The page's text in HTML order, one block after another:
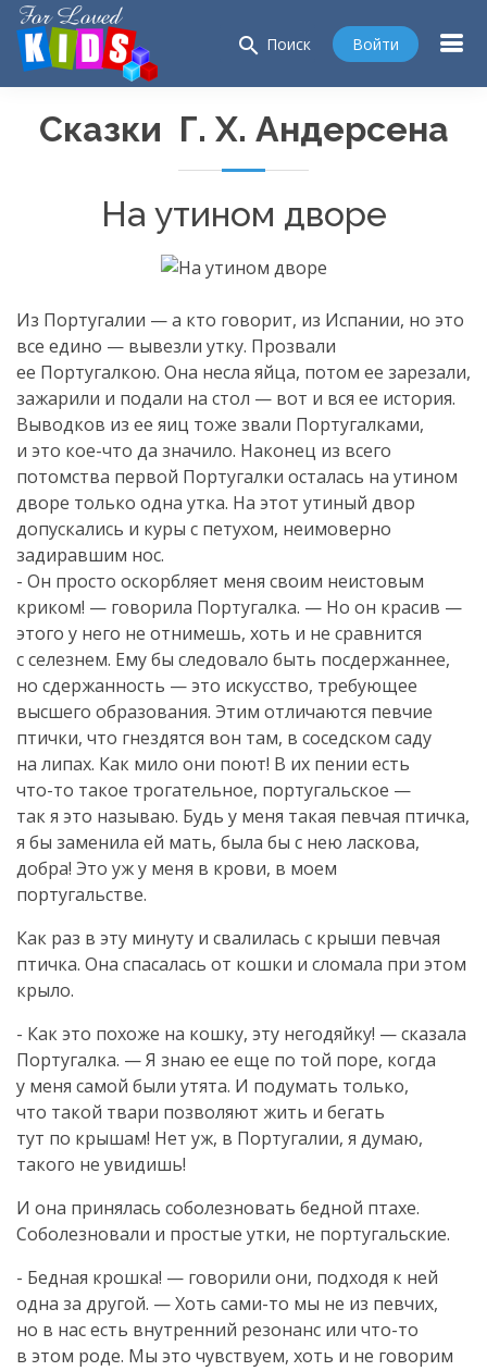
search Поиск Войти
Сказки Г. Х. Андерсена
На утином дворе
Из Португалии — а кто говорит, из Испании, но это
все едино — вывезли утку. Прозвали
ее Португалкою. Она несла яйца, потом ее зарезали,
зажарили и подали на стол — вот и вся ее история.
Выводков из ее яиц тоже звали Португалками,
и это кое-что да значило. Наконец из всего
потомства первой Португалки осталась на утином
дворе только одна утка. На этот утиный двор
допускались и куры с петухом, неимоверно
задиравшим нос.
- Он просто оскорбляет меня своим неистовым
криком! — говорила Португалка. — Но он красив —
этого у него не отнимешь, хоть и не сравнится
с селезнем. Ему бы следовало быть посдержаннее,
но сдержанность — это искусство, требующее
высшего образования. Этим отличаются певчие
птички, что гнездятся вон там, в соседском саду
на липах. Как мило они поют! В их пении есть
что-то такое трогательное, португальское —
так я это называю. Будь у меня такая певчая птичка,
я бы заменила ей мать, была бы с нею ласкова,
добра! Это уж у меня в крови, в моем
португальстве.
Как раз в эту минуту и свалилась с крыши певчая
птичка. Она спасалась от кошки и сломала при этом
крыло.
- Как это похоже на кошку, эту негодяйку! — сказала
Португалка. — Я знаю ее еще по той поре, когда
у меня самой были утята. И подумать только,
что такой твари позволяют жить и бегать
тут по крышам! Нет уж, в Португалии, я думаю,
такого не увидишь!
И она принялась соболезновать бедной птахе.
Соболезновали и простые утки, не португальские.
- Бедная крошка! — говорили они, подходя к ней
одна за другой. — Хоть сами-то мы не из певчих,
но в нас есть внутренний резонанс или что-то
в этом роде. Мы это чувствуем, хоть и не говорим